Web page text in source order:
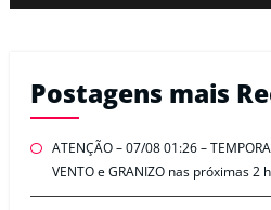
Postagens mais
ATENÇÃO – 07/08 01:26 –
VENTO e GRANIZO nas próximas 2